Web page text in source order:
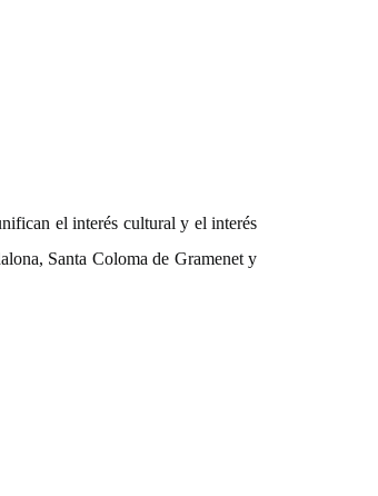
el interés cultural y el interés
Santa Coloma de Gramenet y